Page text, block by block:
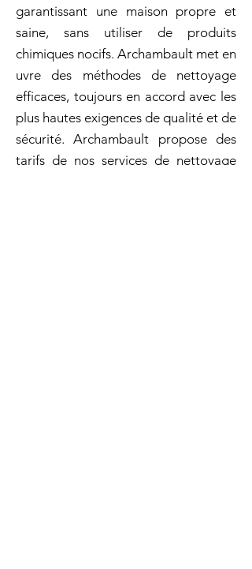
garantissant une maison propre et
saine, sans utiliser de produits
chimiques nocifs. Archambault met en
uvre des méthodes de nettoyage
efficaces, toujours en accord avec les
plus hautes exigences de qualité et de
sécurité. Archambault propose des
tarifs de nos services de nettoyage